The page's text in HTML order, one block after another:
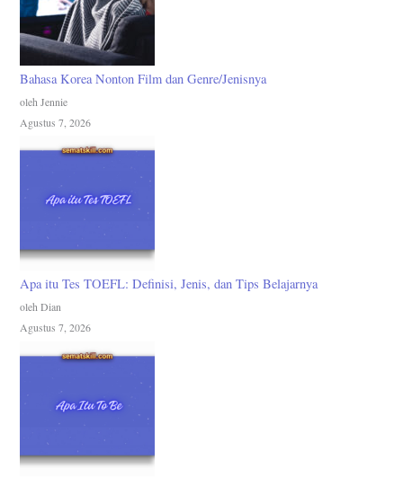
Bahasa Korea Nonton Film dan Genre/Jenisnya
oleh Jennie
Agustus 7, 2026
Apa itu Tes TOEFL: Definisi, Jenis, dan Tips Belajarnya
oleh Dian
Agustus 7, 2026